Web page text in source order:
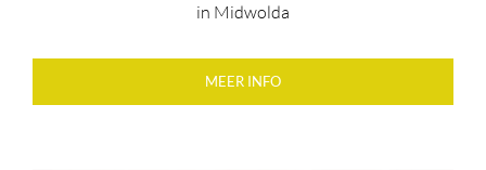
in Midwolda
MEER INFO